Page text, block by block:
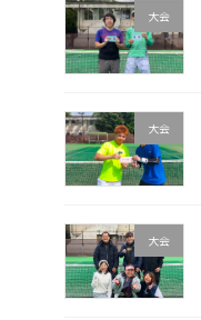
大会
大会
大会